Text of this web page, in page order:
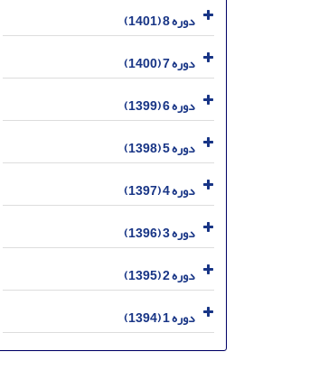
دوره 8 (1401)
دوره 7 (1400)
دوره 6 (1399)
دوره 5 (1398)
دوره 4 (1397)
دوره 3 (1396)
دوره 2 (1395)
دوره 1 (1394)